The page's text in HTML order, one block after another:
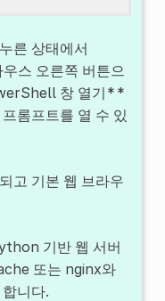
른 상태에서
스 오른쪽 버튼으
창 열기**
롬프트를 열 수 있
고 기본 웹 브라우
기반 웹 서버
또는 nginx와
니다.